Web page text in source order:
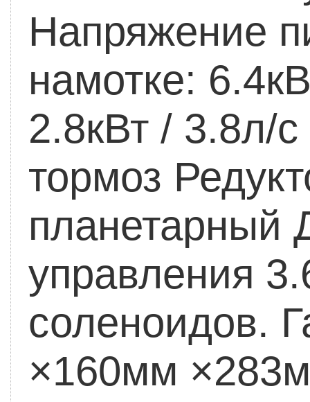
Напряжение
намотке:
2.8кВт / 3.8л/с
тормоз
планетарный
управления
соленоидов.
×160мм